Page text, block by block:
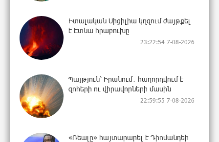
Իտալական Սիցիլիա կղզում ժայթքել
է Էտնա հրաբուխը
23:22:54 7-08-2026
Պայթյուն՝ Իրանում․ հաղորդվում է
զոհերի ու վիրավորների մասին
22:59:55 7-08-2026
«Ռեալը» հայտարարել է Դիոմանդեի